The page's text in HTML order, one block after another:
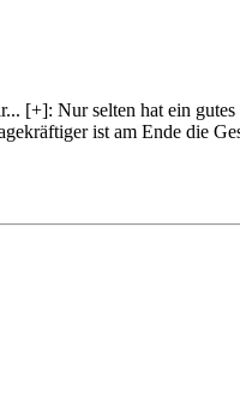
... [+]: Nur selten hat ein
ist am Ende die